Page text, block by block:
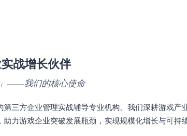
战增长伙伴
」——我们的核心使命
第三方企业管理实战辅导专业机构。我们深耕游戏产
力游戏企业突破发展瓶颈，实现规模化增长与可持